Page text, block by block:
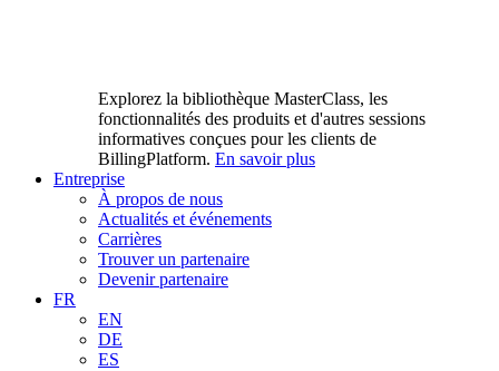
Explorez la bibliothèque MasterClass, les
fonctionnalités des produits et d'autres sessions
informatives conçues pour les clients de
BillingPlatform. En savoir plus
Entreprise
À propos de nous
Actualités et événements
Carrières
Trouver un partenaire
Devenir partenaire
FR
EN
DE
ES